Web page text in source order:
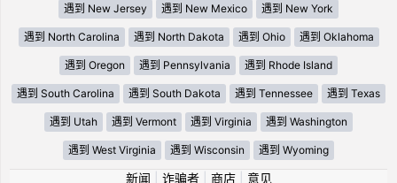
遇到 New Jersey 遇到 New Mexico 遇到 New York
遇到 North Carolina 遇到 North Dakota 遇到 Ohio 遇到 Oklahoma
遇到 Oregon 遇到 Pennsylvania 遇到 Rhode Island
遇到 South Carolina 遇到 South Dakota 遇到 Tennessee 遇到 Texas
遇到 Utah 遇到 Vermont 遇到 Virginia 遇到 Washington
遇到 West Virginia 遇到 Wisconsin 遇到 Wyoming
新闻 诈骗者| 商店| 意见